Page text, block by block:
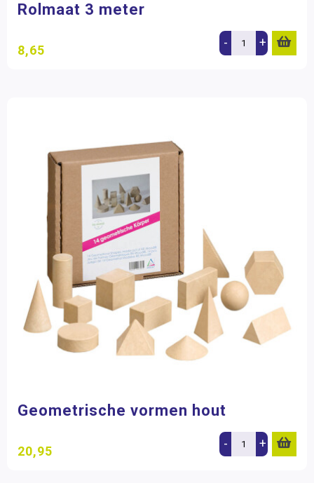
Rolmaat 3 meter
8,65 - +
Geometrische vormen hout
20,95 - +